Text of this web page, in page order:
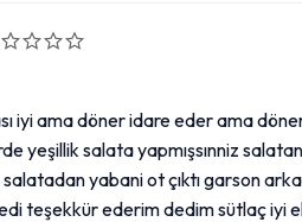
iyi ama döner idare eder ama
yeşillik salata yapmışsınniz
salatadan yabani ot çıktı garson
teşekkür ederim dedim sütlaç iyi